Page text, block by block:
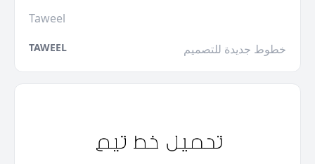
Taweel
TAWEEL خطوط جديدة للتصميم